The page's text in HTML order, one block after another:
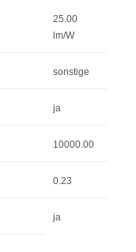
25.00
lm/W
sonstige
ja
10000.00
0.23
ja